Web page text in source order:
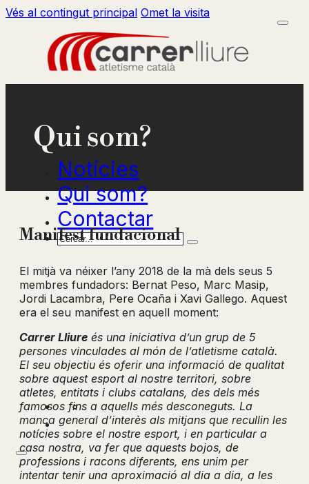
Vés al contingut principal Omet la visita
Notícies
Qui som?
Contactar
Cercar
Qui som?
Manifest fundacional
El mitjà va néixer l’any 2018 de la mà dels seus 5
membres fundadors: Bernat Peso, Marc Masip,
Jordi Lacambra, Pere Ocaña i Xavi Gallego. Aquest
era el seu manifest en aquell moment:
Carrer Lliure és una iniciativa d’un grup de 5
persones vinculades al món de l’atletisme català.
El seu objectiu és oferir una informació de qualitat
sobre aquest esport al nostre territori, sobre
atletes, entitats i clubs catalans, des dels més
famosos fins a aquells més desconeguts. La
manca general d’interès als mitjans que recullin les
notícies sobre el nostre esport, i en particular a
casa nostra, va fer que aquests bojos, de
professions i racons diferents, ens unim per
intentar tenir una aproximació al dia a dia, a les